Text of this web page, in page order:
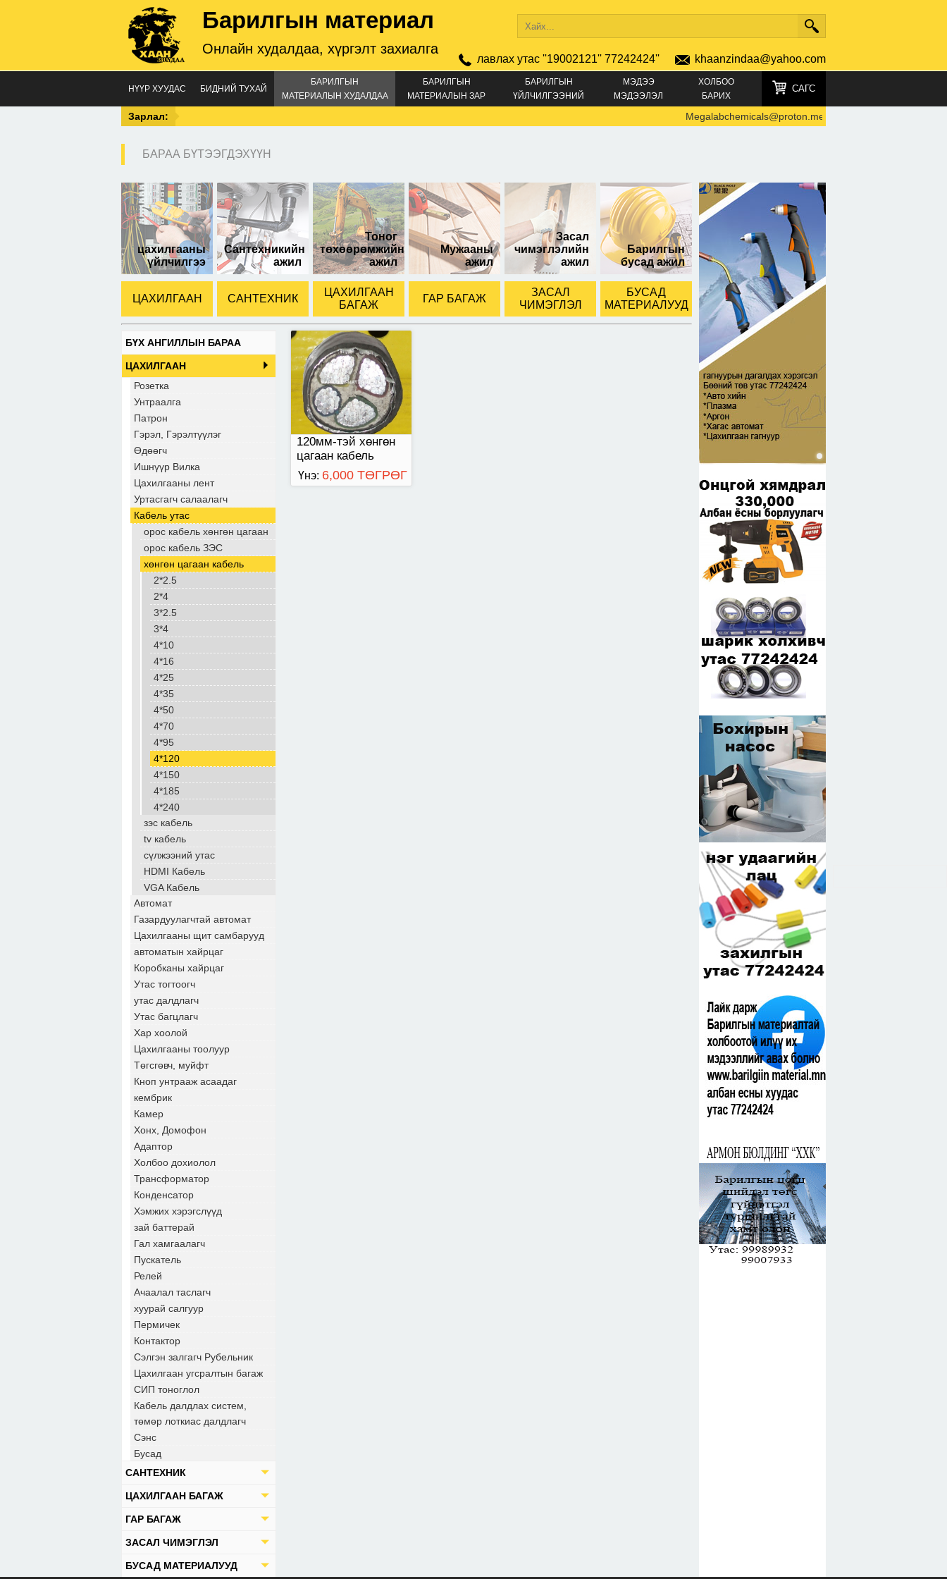
Барилгын материал
Онлайн худалдаа, хүргэлт захиалга
лавлах утас ''19002121'' 77242424'' khaanzindaa@yahoo.com
НҮҮР ХУУДАС БИДНИЙ ТУХАЙ
БАРИЛГЫН
МАТЕРИАЛЫН ХУДАЛДАА
БАРИЛГЫН
МАТЕРИАЛЫН ЗАР
БАРИЛГЫН
ҮЙЛЧИЛГЭЭНИЙ
МЭДЭЭ
МЭДЭЭЛЭЛ
ХОЛБОО
БАРИХ
САГС
Зарлал: Megalabchemicals@proton.me Where to buy GBL online
БАРАА БҮТЭЭГДЭХҮҮН
цахилгааны
үйлчилгээ
Сантехникийн
ажил
Тоног
төхөөрөмжийн
ажил
Мужааны
ажил
Засал
чимэглэлийн
ажил
Барилгын
бусад ажил
ЦАХИЛГААН САНТЕХНИК
ЦАХИЛГААН
БАГАЖ
ГАР БАГАЖ
ЗАСАЛ
ЧИМЭГЛЭЛ
БУСАД
МАТЕРИАЛУУД
БҮХ АНГИЛЛЫН БАРАА
ЦАХИЛГААН
Розетка
Унтраалга
Патрон
Гэрэл, Гэрэлтүүлэг
Өдөөгч
Ишнүүр Вилка
Цахилгааны лент
Уртасгагч салаалагч
Кабель утас
орос кабель хөнгөн цагаан
орос кабель ЗЭС
хөнгөн цагаан кабель
2*2.5
2*4
3*2.5
3*4
4*10
4*16
4*25
4*35
4*50
4*70
4*95
4*120
4*150
4*185
4*240
зэс кабель
tv кабель
сүлжээний утас
HDMI Кабель
VGA Кабель
Автомат
Газардуулагчтай автомат
Цахилгааны щит самбарууд
автоматын хайрцаг
Коробканы хайрцаг
Утас тогтоогч
утас далдлагч
Утас багцлагч
Хар хоолой
Цахилгааны тоолуур
Төгсгөвч, муйфт
Кноп унтрааж асаадаг
кембрик
Камер
Хонх, Домофон
Адаптор
Холбоо дохиолол
Трансформатор
Конденсатор
Хэмжих хэрэгслүүд
зай баттерай
Гал хамгаалагч
Пускатель
Релей
Ачаалал таслагч
хуурай салгуур
Пермичек
Контактор
Сэлгэн залгагч Рубельник
Цахилгаан угсралтын багаж
СИП тоноглол
Кабель далдлах систем,
төмөр лоткиас далдлагч
Сэнс
Бусад
САНТЕХНИК
ЦАХИЛГААН БАГАЖ
ГАР БАГАЖ
ЗАСАЛ ЧИМЭГЛЭЛ
БУСАД МАТЕРИАЛУУД
120мм-тэй хөнгөн
цагаан кабель
120мм
Үнэ: 6,000 ТӨГРӨГ